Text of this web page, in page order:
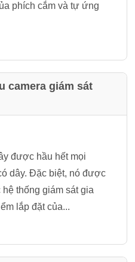
phích cắm và tự ứng
camera giám sát
được hầu hết mọi
dây. Đặc biệt, nó được
thống giám sát gia
lắp đặt của...